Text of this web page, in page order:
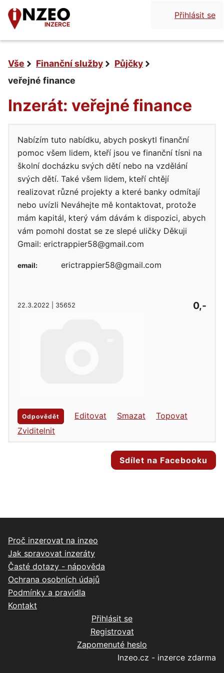
INZERCE
Přihlásit se
Vše Finanční služby
Půjčky
veřejné finance
Inzerát: veřejné finance
Nabízím tuto nabídku, abych poskytl finanční
pomoc všem lidem, kteří jsou ve finanční tísni na
školní docházku svých dětí nebo na vzdělání
svých dětí. Také všem lidem, kteří chtějí
realizovat různé projekty a které banky odmítají
nebo uvízli Neváhejte mě kontaktovat, protože
mám kapitál, který vám dávám k dispozici, abych
vám pomohl dostat se ze slepé uličky Děkuji
Gmail: erictrappier58@gmail.com
22.3.2022 | 35652 0,-
email: erictrappier58@gmail.com
Odpovědět Editovat Smazat
Topovat
Zviditelnit
Sdílet na Facebooku
Proč inzerovat na inzeo
Jak spravovat inzeráty
Časté dotazy - nápověda
Ochrana osobních údajů
Podmínky a pravidla
Kontakt
Přihlásit se
Registrovat
Zapomenuté heslo
Inzeo.cz - inzerce zdarma